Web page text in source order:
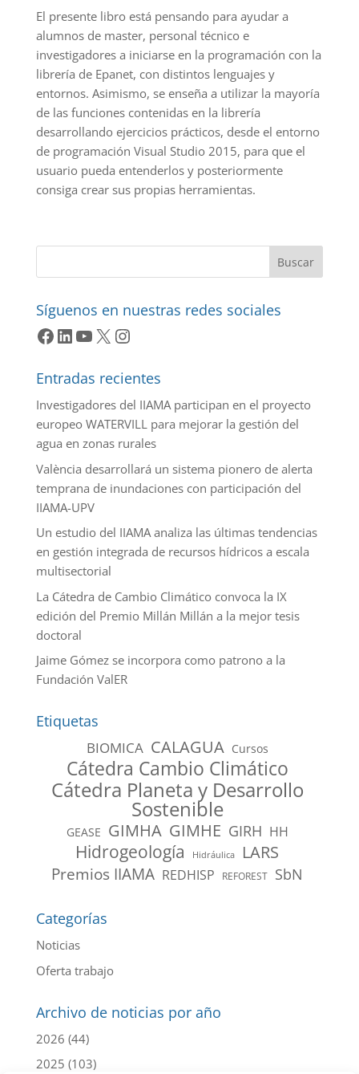
El presente libro está pensando para ayudar a
alumnos de master, personal técnico e
investigadores a iniciarse en la programación con la
librería de Epanet, con distintos lenguajes y
entornos. Asimismo, se enseña a utilizar la mayoría
de las funciones contenidas en la librería
desarrollando ejercicios prácticos, desde el entorno
de programación Visual Studio 2015, para que el
usuario pueda entenderlos y posteriormente
consiga crear sus propias herramientas.
Buscar
Síguenos en nuestras redes sociales
Facebook
LinkedIn
YouTube
X Instagram
Entradas recientes
Investigadores del IIAMA participan en el proyecto
europeo WATERVILL para mejorar la gestión del
agua en zonas rurales
València desarrollará un sistema pionero de alerta
temprana de inundaciones con participación del
IIAMA-UPV
Un estudio del IIAMA analiza las últimas tendencias
en gestión integrada de recursos hídricos a escala
multisectorial
La Cátedra de Cambio Climático convoca la IX
edición del Premio Millán Millán a la mejor tesis
doctoral
Jaime Gómez se incorpora como patrono a la
Fundación ValER
Etiquetas
BIOMICA CALAGUA Cursos
Cátedra Cambio Climático
Cátedra Planeta y Desarrollo
Sostenible
GEASE GIMHA GIMHE GIRH HH
Hidrogeología Hidráulica
LARS
Premios IIAMA REDHISP REFOREST SbN
Categorías
Noticias
Oferta trabajo
Archivo de noticias por año
2026 (44)
2025 (103)